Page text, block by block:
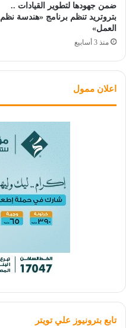
ضمن جهودها لتطوير القيادات ..
بتروتريد تنظم برنامج «هندسة نظم
العمل»
منذ 3 أسابيع
اعلان ممول
تابع بترونيوز علي تويتر